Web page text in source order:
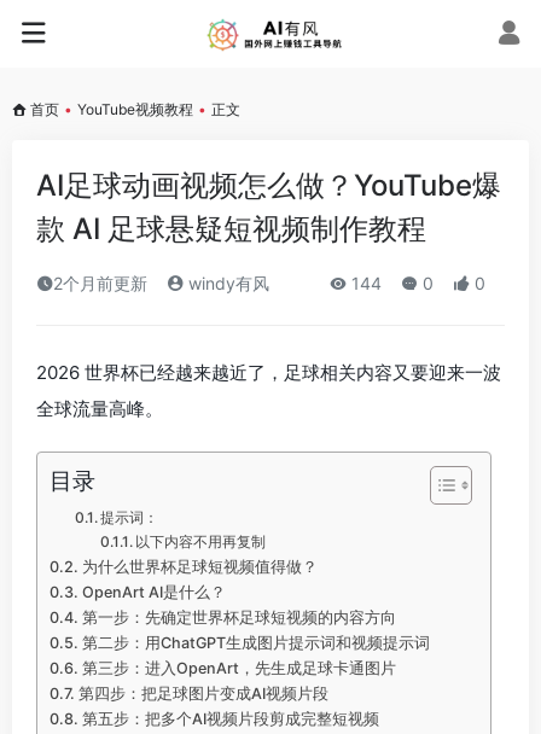
首页 • YouTube视频教程 • 正文
AI足球动画视频怎么做？YouTube爆
款 AI 足球悬疑短视频制作教程
2个月前更新 windy有风 144 0 0
2026 世界杯已经越来越近了，足球相关内容又要迎来一波
全球流量高峰。
目录
提示词：
以下内容不用再复制
为什么世界杯足球短视频值得做？
OpenArt AI是什么？
第一步：先确定世界杯足球短视频的内容方向
第二步：用ChatGPT生成图片提示词和视频提示词
第三步：进入OpenArt，先生成足球卡通图片
第四步：把足球图片变成AI视频片段
第五步：把多个AI视频片段剪成完整短视频